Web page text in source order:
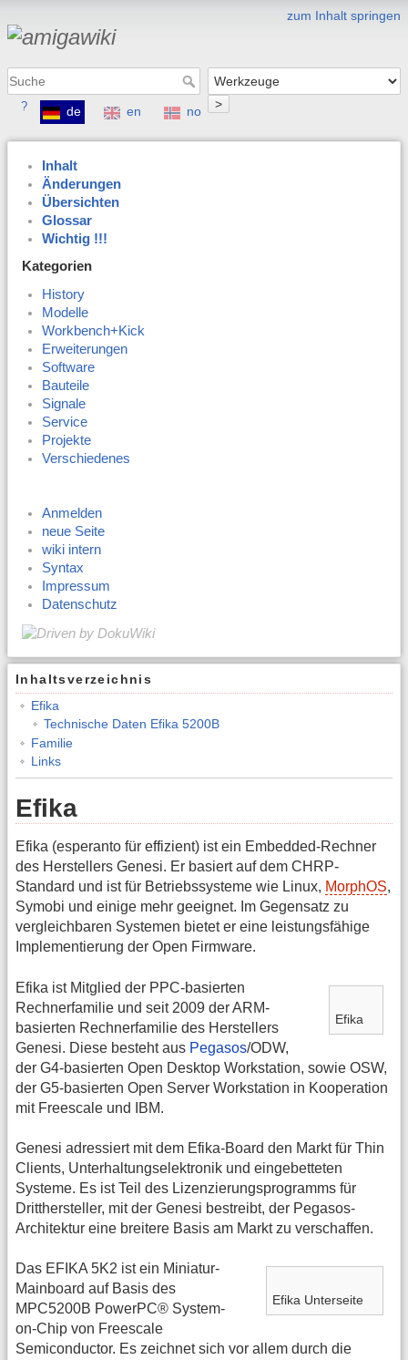
zum Inhalt springen
>
? de en no
Inhalt
Änderungen
Übersichten
Glossar
Wichtig !!!
Kategorien
History
Modelle
Workbench+Kick
Erweiterungen
Software
Bauteile
Signale
Service
Projekte
Verschiedenes
Anmelden
neue Seite
wiki intern
Syntax
Impressum
Datenschutz
Inhaltsverzeichnis
Efika
Technische Daten Efika 5200B
Familie
Links
Efika
Efika (esperanto für effizient) ist ein Embedded-Rechner
des Herstellers Genesi. Er basiert auf dem CHRP-
Standard und ist für Betriebssysteme wie Linux, MorphOS,
Symobi und einige mehr geeignet. Im Gegensatz zu
vergleichbaren Systemen bietet er eine leistungsfähige
Implementierung der Open Firmware.
Efika
Efika ist Mitglied der PPC-basierten
Rechnerfamilie und seit 2009 der ARM-
basierten Rechnerfamilie des Herstellers
Genesi. Diese besteht aus Pegasos/ODW,
der G4-basierten Open Desktop Workstation, sowie OSW,
der G5-basierten Open Server Workstation in Kooperation
mit Freescale und IBM.
Genesi adressiert mit dem Efika-Board den Markt für Thin
Clients, Unterhaltungselektronik und eingebetteten
Systeme. Es ist Teil des Lizenzierungsprogramms für
Dritthersteller, mit der Genesi bestreibt, der Pegasos-
Architektur eine breitere Basis am Markt zu verschaffen.
Efika Unterseite
Das EFIKA 5K2 ist ein Miniatur-
Mainboard auf Basis des
MPC5200B PowerPC® System-
on-Chip von Freescale
Semiconductor. Es zeichnet sich vor allem durch die